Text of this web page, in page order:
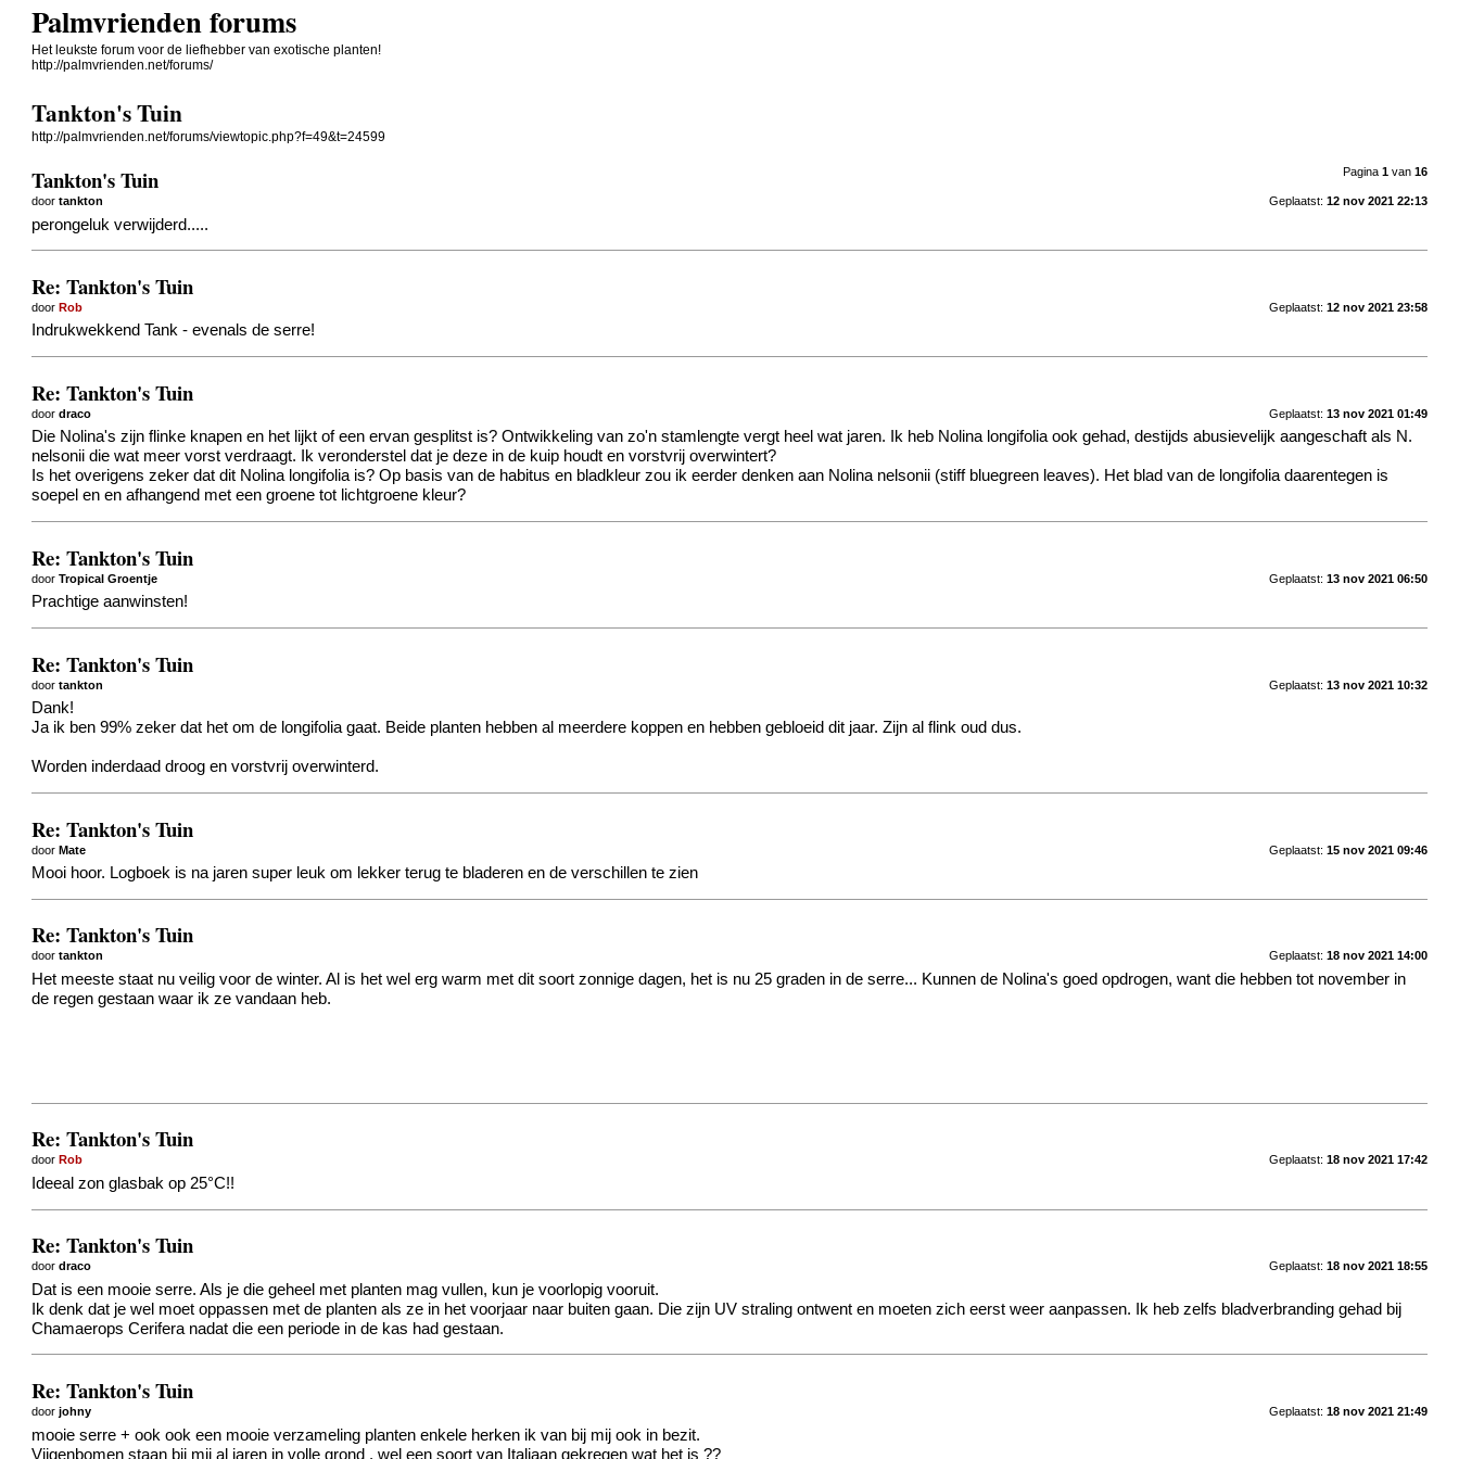
Palmvrienden forums
Het leukste forum voor de liefhebber van exotische planten!
http://palmvrienden.net/forums/
Tankton's Tuin
http://palmvrienden.net/forums/viewtopic.php?f=49&t=24599
Pagina 1van 16
Tankton's Tuin
Geplaatst: 12 nov 2021 22:13
doortankton
perongeluk verwijderd.....
Re: Tankton's Tuin
Geplaatst: 12 nov 2021 23:58
doorRob
Indrukwekkend Tank - evenals de serre!
Re: Tankton's Tuin
Geplaatst: 13 nov 2021 01:49
doordraco
Die Nolina's zijn flinke knapen en het lijkt of een ervan gesplitst is? Ontwikkeling van zo'n stamlengte vergt heel wat jaren. Ik heb Nolina longifolia ook gehad, destijds abusievelijk aangeschaft als N.
nelsonii die wat meer vorst verdraagt. Ik veronderstel dat je deze in de kuip houdt en vorstvrij overwintert?
Is het overigens zeker dat dit Nolina longifolia is? Op basis van de habitus en bladkleur zou ik eerder denken aan Nolina nelsonii (stiff bluegreen leaves). Het blad van de longifolia daarentegen is
soepel en en afhangend met een groene tot lichtgroene kleur?
Re: Tankton's Tuin
Geplaatst: 13 nov 2021 06:50
doorTropical Groentje
Prachtige aanwinsten!
Re: Tankton's Tuin
Geplaatst: 13 nov 2021 10:32
doortankton
Dank!
Ja ik ben 99% zeker dat het om de longifolia gaat. Beide planten hebben al meerdere koppen en hebben gebloeid dit jaar. Zijn al flink oud dus.
Worden inderdaad droog en vorstvrij overwinterd.
Re: Tankton's Tuin
Geplaatst: 15 nov 2021 09:46
doorMate
Mooi hoor. Logboek is na jaren super leuk om lekker terug te bladeren en de verschillen te zien
Re: Tankton's Tuin
Geplaatst: 18 nov 2021 14:00
doortankton
Het meeste staat nu veilig voor de winter. Al is het wel erg warm met dit soort zonnige dagen, het is nu 25 graden in de serre... Kunnen de Nolina's goed opdrogen, want die hebben tot november in
de regen gestaan waar ik ze vandaan heb.
Re: Tankton's Tuin
Geplaatst: 18 nov 2021 17:42
door Rob
Ideeal zon glasbak op 25°C!!
Re: Tankton's Tuin
Geplaatst: 18 nov 2021 18:55
doordraco
Dat is een mooie serre. Als je die geheel met planten mag vullen, kun je voorlopig vooruit.
Ik denk dat je wel moet oppassen met de planten als ze in het voorjaar naar buiten gaan. Die zijn UV straling ontwent en moeten zich eerst weer aanpassen. Ik heb zelfs bladverbranding gehad bij
Chamaerops Cerifera nadat die een periode in de kas had gestaan.
Re: Tankton's Tuin
Geplaatst: 18 nov 2021 21:49
doorjohny
mooie serre + ook ook een mooie verzameling planten enkele herken ik van bij mij ook in bezit.
Vijgenbomen staan bij mij al jaren in volle grond , wel een soort van Italiaan gekregen wat het is ??